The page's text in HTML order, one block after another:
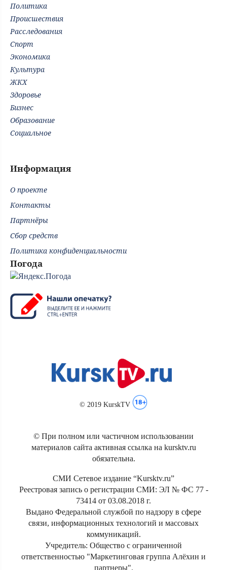
Политика
Происшествия
Расследования
Спорт
Экономика
Культура
ЖКХ
Здоровье
Бизнес
Образование
Социальное
Информация
О проекте
Контакты
Партнёры
Сбор средств
Политика конфиденциальности
Погода
© 2019 KurskTV
© При полном или частичном использовании
материалов сайта активная ссылка на kursktv.ru
обязательна.
СМИ Сетевое издание “Kursktv.ru”
Реестровая запись о регистрации СМИ: ЭЛ № ФС 77 -
73414 от 03.08.2018 г.
Выдано Федеральной службой по надзору в сфере
связи, информационных технологий и массовых
коммуникаций.
Учредитель: Общество с ограниченной
ответственностью "Маркетинговая группа Алёхин и
партнеры".